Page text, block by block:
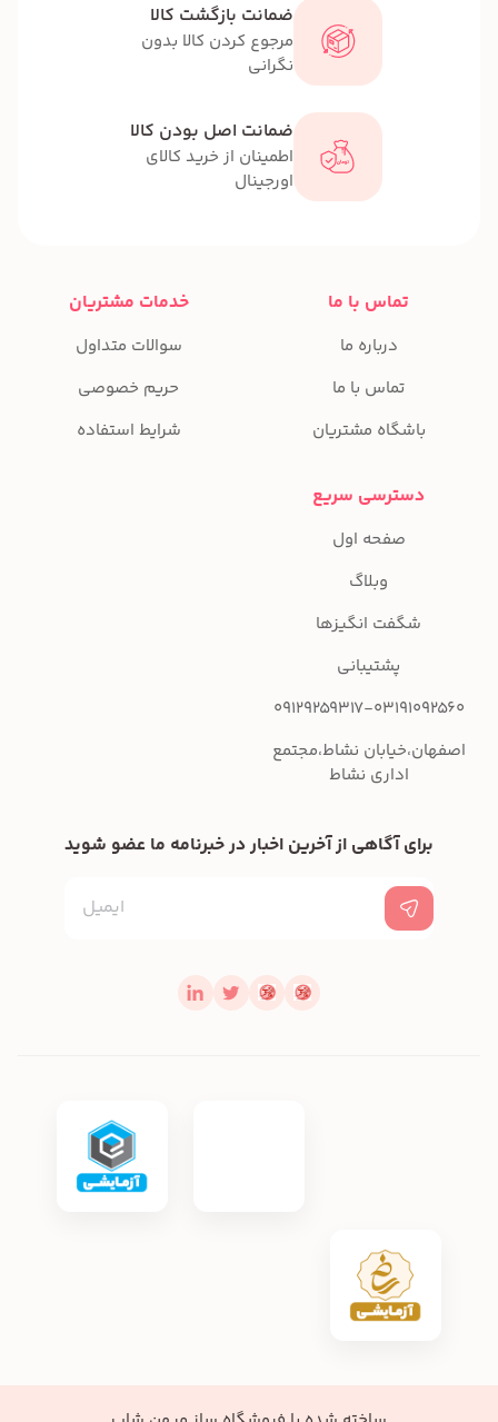
ضمانت بازگشت کالا
مرجوع کردن کالا بدون
نگرانی
ضمانت اصل بودن کالا
اطمینان از خرید کالای
اورجینال
تماس با ما
درباره ما
تماس با ما
باشگاه مشتریان
خدمات مشتریان
سوالات متداول
حریم خصوصی
شرایط استفاده
دسترسی سریع
صفحه اول
وبلاگ
شگفت انگیزها
پشتیبانی
09129259317-03191092560
اصفهان،خیابان نشاط،مجتمع
اداری نشاط
برای آگاهی از آخرین اخبار در خبرنامه ما عضو شوید